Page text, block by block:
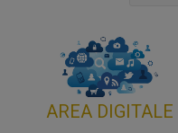
AREA DIGITALE